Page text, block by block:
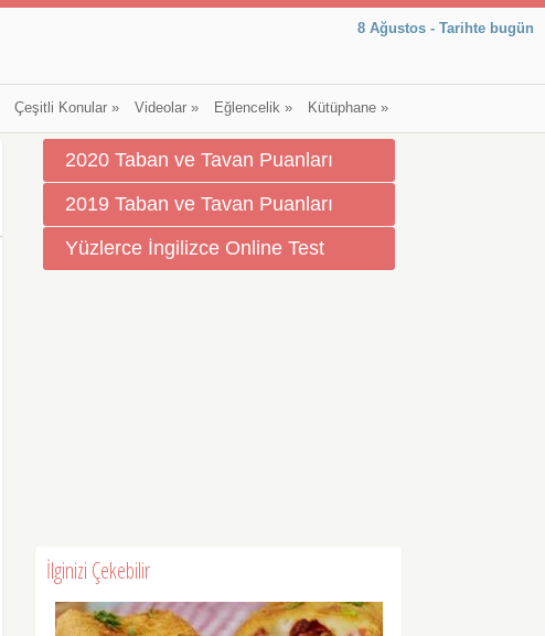
8 Ağustos - Tarihte bugün
Çeşitli Konular» Videolar» Eğlencelik» Kütüphane»
2020 Taban ve Tavan Puanları
2019 Taban ve Tavan Puanları
Yüzlerce İngilizce Online Test
İlginizi Çekebilir